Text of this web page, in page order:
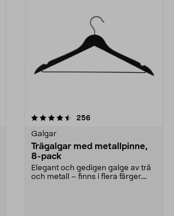
256recensioner
Galgar
Trägalgar med metallpinne,
8-pack
Elegant och gedigen galge av trä
och metall – finns i flera färger.
4.0av 5 stjärnor